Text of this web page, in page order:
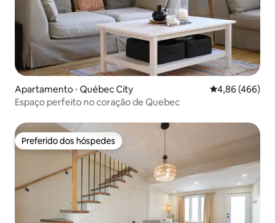
Apartamento ⋅ Québec City 4,86 de uma
4,86 (466)
Espaço perfeito no coração de Quebec
Preferido dos hóspedes
Preferido dos hóspedes